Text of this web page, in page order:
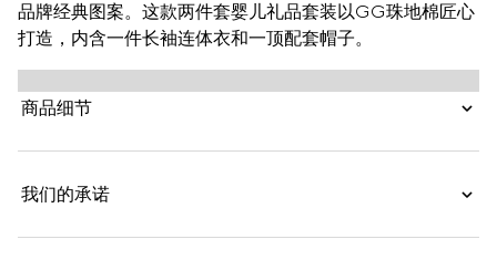
品牌经典图案。这款两件套婴儿礼品套装以GG珠地棉匠心
打造，内含一件长袖连体衣和一顶配套帽子。
商品细节
我们的承诺